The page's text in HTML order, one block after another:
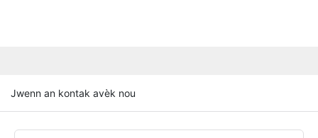
Jwenn an kontak avèk nou